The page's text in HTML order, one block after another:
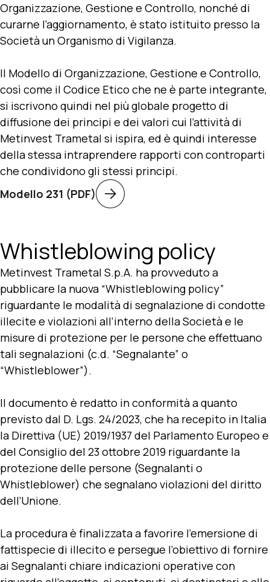
Organizzazione, Gestione e Controllo, nonché di
curarne l’aggiornamento, è stato istituito presso la
Società un Organismo di Vigilanza.
Il Modello di Organizzazione, Gestione e Controllo,
così come il Codice Etico che ne è parte integrante,
si iscrivono quindi nel più globale progetto di
diffusione dei principi e dei valori cui l’attività di
Metinvest Trametal si ispira, ed è quindi interesse
della stessa intraprendere rapporti con controparti
che condividono gli stessi principi.
Modello 231 (PDF)
Whistleblowing policy
Metinvest Trametal S.p.A. ha provveduto a
pubblicare la nuova “Whistleblowing policy”
riguardante le modalità di segnalazione di condotte
illecite e violazioni all’interno della Società e le
misure di protezione per le persone che effettuano
tali segnalazioni (c.d. “Segnalante” o
“Whistleblower”).
Il documento è redatto in conformità a quanto
previsto dal D. Lgs. 24/2023, che ha recepito in Italia
la Direttiva (UE) 2019/1937 del Parlamento Europeo e
del Consiglio del 23 ottobre 2019 riguardante la
protezione delle persone (Segnalanti o
Whistleblower) che segnalano violazioni del diritto
dell’Unione.
La procedura è finalizzata a favorire l’emersione di
fattispecie di illecito e persegue l’obiettivo di fornire
ai Segnalanti chiare indicazioni operative con